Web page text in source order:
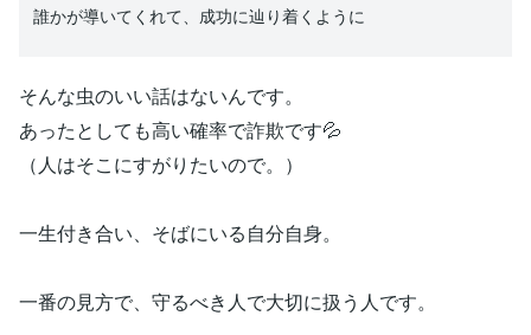
誰かが導いてくれて、成功に辿り着くように
そんな虫のいい話はないんです。
あったとしても高い確率で詐欺です💦
（人はそこにすがりたいので。）
一生付き合い、そばにいる自分自身。
一番の見方で、守るべき人で大切に扱う人です。